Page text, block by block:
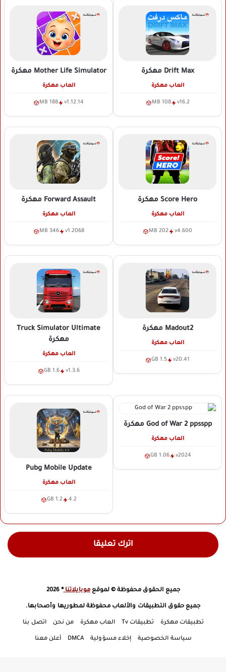
Drift Max مهكرة
العاب مهكرة
v16.2
108 MB
Mother Life Simulator مهكرة
العاب مهكرة
v1.12.14
188 MB
Score Hero مهكرة
العاب مهكرة
v4.600
202 MB
Forward Assault مهكرة
العاب مهكرة
v1.2068
346 MB
Madout2 مهكرة
العاب مهكرة
v20.41
1.5 GB
Truck Simulator Ultimate
مهكرة
العاب مهكرة
v1.3.6
1.6 GB
God of War 2 ppsspp مهكرة
العاب مهكرة
v2024
1.06 GB
Pubg Mobile Update
العاب مهكرة
4.2
1.2 GB
اترك تعليقا
جميع الحقوق محفوظة © لموقعموبايلاتنا® 2026
جميع حقوق التطبيقات والألعاب محفوظة لمطوريها وأصحابها.
تطبيقات مهكرة تطبيقات Tv العاب مهكرة من نحن اتصل بنا
سياسة الخصوصية إخلاء مسؤولية DMCA أعلن معنا